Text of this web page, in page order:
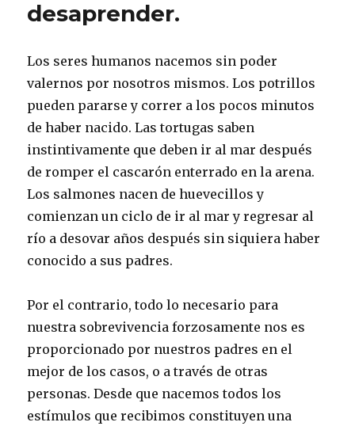
desaprender.
Los seres humanos nacemos sin poder
valernos por nosotros mismos. Los potrillos
pueden pararse y correr a los pocos minutos
de haber nacido. Las tortugas saben
instintivamente que deben ir al mar después
de romper el cascarón enterrado en la arena.
Los salmones nacen de huevecillos y
comienzan un ciclo de ir al mar y regresar al
río a desovar años después sin siquiera haber
conocido a sus padres.
Por el contrario, todo lo necesario para
nuestra sobrevivencia forzosamente nos es
proporcionado por nuestros padres en el
mejor de los casos, o a través de otras
personas. Desde que nacemos todos los
estímulos que recibimos constituyen una